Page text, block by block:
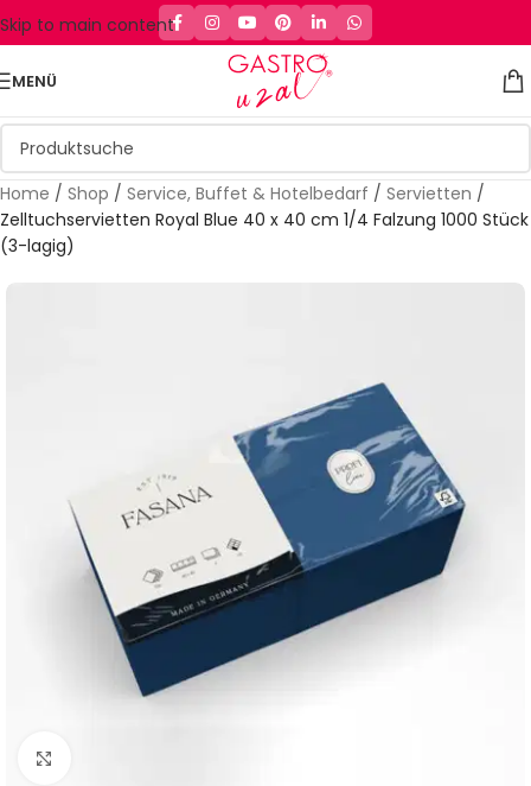
Skip to main content
MENÜ
Home / Shop / Service, Buffet & Hotelbedarf / Servietten /
Zelltuchservietten Royal Blue 40 x 40 cm 1/4 Falzung 1000 Stück
(3-lagig)